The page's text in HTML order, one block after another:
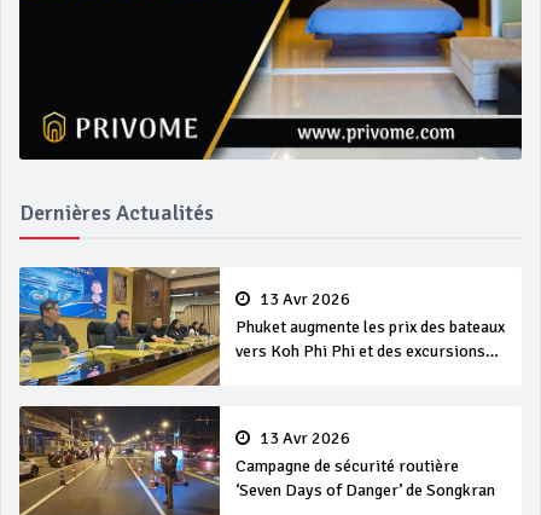
Dernières Actualités
13 Avr 2026
Phuket augmente les prix des bateaux
vers Koh Phi Phi et des excursions
13 Avr 2026
Campagne de sécurité routière
‘Seven Days of Danger’ de Songkran